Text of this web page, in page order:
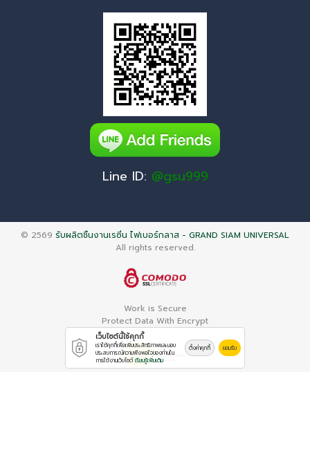
Line ID: @gsu999
© 2569 รับผลิตชิ้นงานเรซิ่น ไฟเบอร์กลาส - GRAND SIAM UNIVERSAL
All rights reserved.
Work is Secure
Protect Data With Encrypt
เว็บไซต์นี้ใช้คุกกี้
เราใช้คุกกี้เพื่อเพิ่มประสิทธิภาพและมอบ
ประสบการณ์ความพึงพอใจของท่านใน
การใช้งานเว็บไซต์เรียนรู้เพิ่มเติม
ตั้งค่าคุกกี้ ยอมรับ